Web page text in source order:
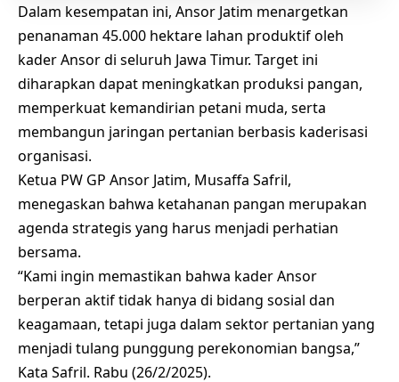
Dalam kesempatan ini, Ansor Jatim menargetkan
penanaman 45.000 hektare lahan produktif oleh
kader Ansor di seluruh Jawa Timur. Target ini
diharapkan dapat meningkatkan produksi pangan,
memperkuat kemandirian petani muda, serta
membangun jaringan pertanian berbasis kaderisasi
organisasi.
Ketua PW GP Ansor Jatim, Musaffa Safril,
menegaskan bahwa ketahanan pangan merupakan
agenda strategis yang harus menjadi perhatian
bersama.
“Kami ingin memastikan bahwa kader Ansor
berperan aktif tidak hanya di bidang sosial dan
keagamaan, tetapi juga dalam sektor pertanian yang
menjadi tulang punggung perekonomian bangsa,”
Kata Safril. Rabu (26/2/2025).